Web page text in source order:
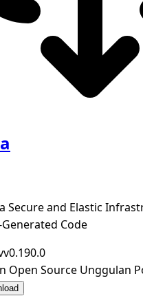
Secure and Elastic
Code
Open Source Unggulan